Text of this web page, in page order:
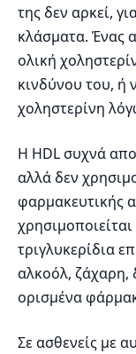
της δεν αρκεί,
κλάσματα. Ένας
ολική
κινδύνου του, ή
χοληστερίνη
Η HDL συχνά
αλλά δεν
φαρμακευτικής
τριγλυκερίδια
αλκοόλ, ζάχαρη,
ορισμένα
Σε ασθενείς με